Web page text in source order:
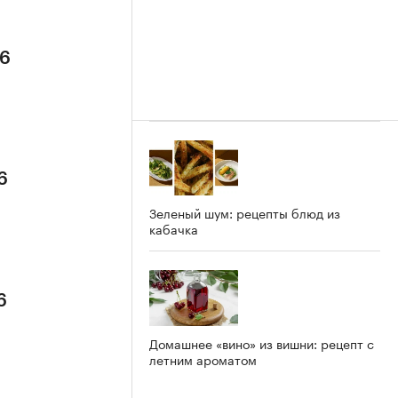
Зеленый шум: рецепты блюд из
кабачка
Домашнее «вино» из вишни: рецепт с
летним ароматом